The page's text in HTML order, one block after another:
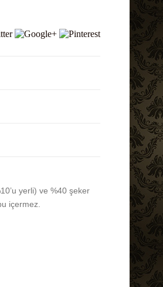
yerli) ve %40 şeker
içermez.